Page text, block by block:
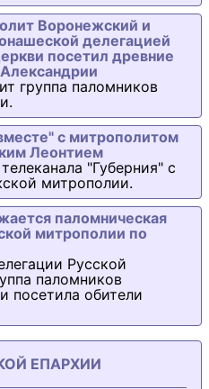
Воронежский и
делегацией
посетил древние
группа паломников
с митрополитом
Леонтием
"Губерния" с
митрополии.
паломническая
митрополии по
Русской
паломников
посетила обители
ЕПАРХИИ